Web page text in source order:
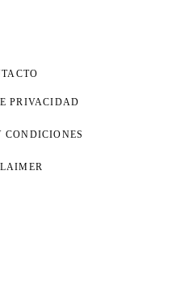
PRIVACIDAD
CONDICIONES